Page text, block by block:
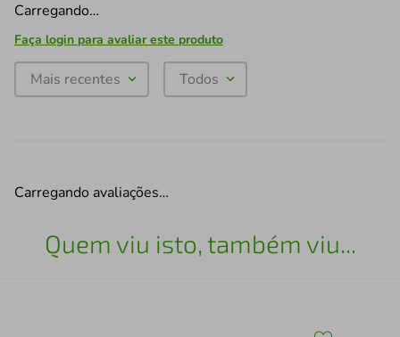
Carregando…
Faça login para avaliar este produto
Mais recentes Todos
Carregando avaliações…
Quem viu isto, também viu...